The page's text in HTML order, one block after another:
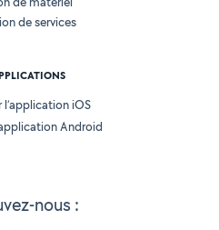
nous :
de services
l’application iOS
Android